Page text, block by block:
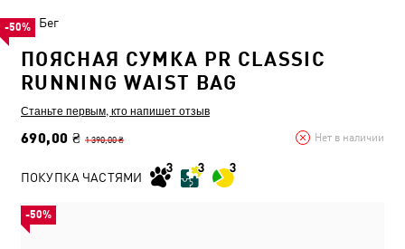
Бег
ПОЯСНАЯ СУМКА PR CLASSIC
RUNNING WAIST BAG
Станьте первым, кто напишет отзыв
690,00 ₴ 1 390,00 ₴ Нет в наличии
-50%
ПОКУПКА ЧАСТЯМИ
-50%